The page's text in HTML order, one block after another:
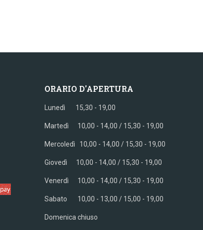
ORARIO D'APERTURA
Lunedì 15,30 - 19,00
Martedì 10,00 - 14,00 / 15,30 - 19,00
Mercoledì 10,00 - 14,00 / 15,30 - 19,00
Giovedì 10,00 - 14,00 / 15,30 - 19,00
Venerdì 10,00 - 14,00 / 15,30 - 19,00
Sabato 10,00 - 13,00 / 15,00 - 19,00
Domenica chiuso